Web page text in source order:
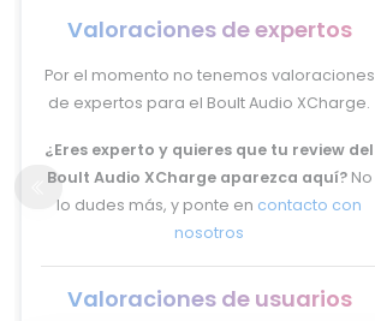
Valoraciones de expertos
Por el momento no tenemos valoraciones
de expertos para el Boult Audio XCharge.
¿Eres experto y quieres que tu review del
Boult Audio XCharge aparezca aquí?No
lo dudes más, y ponte en contacto con
nosotros
Valoraciones de usuarios